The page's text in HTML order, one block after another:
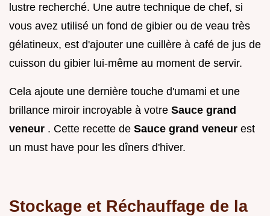
lustre recherché. Une autre technique de chef, si
vous avez utilisé un fond de gibier ou de veau très
gélatineux, est d'ajouter une cuillère à café de jus de
cuisson du gibier lui-même au moment de servir.
Cela ajoute une dernière touche d'umami et une
brillance miroir incroyable à votre Sauce grand
veneur . Cette recette de Sauce grand veneur est
un must have pour les dîners d'hiver.
Stockage et Réchauffage de la